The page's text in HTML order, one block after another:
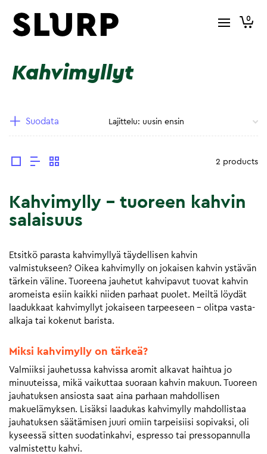
0
Kahvimyllyt
Suodata
2 products
Kahvimylly – tuoreen kahvin
salaisuus
Etsitkö parasta kahvimyllyä täydellisen kahvin
valmistukseen? Oikea kahvimylly on jokaisen kahvin ystävän
tärkein väline. Tuoreena jauhetut kahvipavut tuovat kahvin
aromeista esiin kaikki niiden parhaat puolet. Meiltä löydät
laadukkaat kahvimyllyt jokaiseen tarpeeseen – olitpa vasta-
alkaja tai kokenut barista.
Miksi kahvimylly on tärkeä?
Valmiiksi jauhetussa kahvissa aromit alkavat haihtua jo
minuuteissa, mikä vaikuttaa suoraan kahvin makuun. Tuoreen
jauhatuksen ansiosta saat aina parhaan mahdollisen
makuelämyksen. Lisäksi laadukas kahvimylly mahdollistaa
jauhatuksen säätämisen juuri omiin tarpeisiisi sopivaksi, oli
kyseessä sitten suodatinkahvi, espresso tai pressopannulla
valmistettu kahvi.